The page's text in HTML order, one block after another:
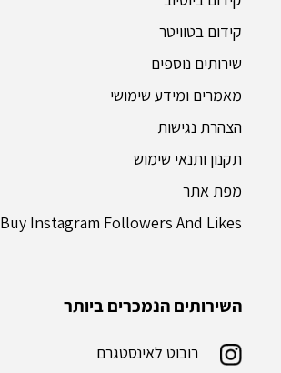
השירותים הנמכרים ביותר
רובוט לאינסטגרם
קידום בטוויטר
שירותים נוספים
מאמרים ומידע שימושי
הצהרת נגישות
תקנון ותנאי שימוש
מפת אתר
Buy Instagram Followers And Likes